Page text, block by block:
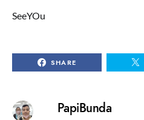
SeeYOu
SHARE
PapiBunda